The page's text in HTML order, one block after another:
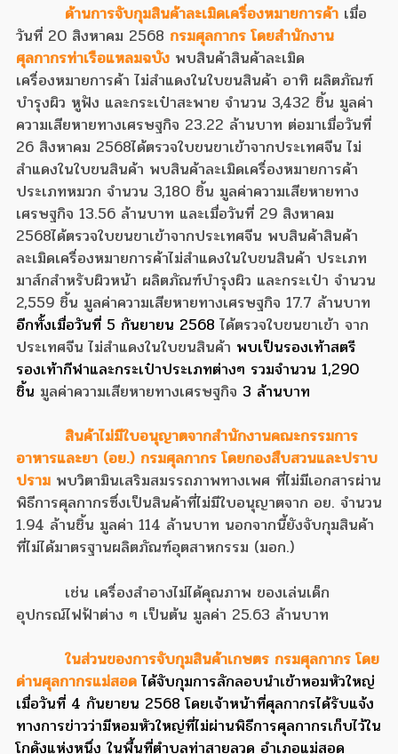
ด้านการจับกุมสินค้าละเมิดเครื่องหมายการค้า เมื่อ
วันที่ 20 สิงหาคม 2568 กรมศุลกากร โดยสำนักงาน
ศุลกากรท่าเรือแหลมฉบัง พบสินค้าสินค้าละเมิด
เครื่องหมายการค้า ไม่สำแดงในใบขนสินค้า อาทิ ผลิตภัณฑ์
บำรุงผิว หูฟัง และกระเป๋าสะพาย จำนวน 3,432 ชิ้น มูลค่า
ความเสียหายทางเศรษฐกิจ 23.22 ล้านบาท ต่อมาเมื่อวันที่
26 สิงหาคม 2568ได้ตรวจใบขนขาเข้าจากประเทศจีน ไม่
สำแดงในใบขนสินค้า พบสินค้าละเมิดเครื่องหมายการค้า
ประเภทหมวก จำนวน 3,180 ชิ้น มูลค่าความเสียหายทาง
เศรษฐกิจ 13.56 ล้านบาท และเมื่อวันที่ 29 สิงหาคม
2568ได้ตรวจใบขนขาเข้าจากประเทศจีน พบสินค้าสินค้า
ละเมิดเครื่องหมายการค้าไม่สำแดงในใบขนสินค้า ประเภท
มาส์กสำหรับผิวหน้า ผลิตภัณฑ์บำรุงผิว และกระเป๋า จำนวน
2,559 ชิ้น มูลค่าความเสียหายทางเศรษฐกิจ 17.7 ล้านบาท
อีกทั้งเมื่อวันที่ 5 กันยายน 2568ได้ตรวจใบขนขาเข้า จาก
ประเทศจีน ไม่สำแดงในใบขนสินค้า พบเป็นรองเท้าสตรี
รองเท้ากีฬาและกระเป๋าประเภทต่างๆ รวมจำนวน 1,290
ชิ้น มูลค่าความเสียหายทางเศรษฐกิจ 3 ล้านบาท
สินค้าไม่มีใบอนุญาตจากสำนักงานคณะกรรมการ
อาหารและยา (อย.) กรมศุลกากร โดยกองสืบสวนและปราบ
ปราม พบวิตามินเสริมสมรรถภาพทางเพศ ที่ไม่มีเอกสารผ่าน
พิธีการศุลกากรซึ่งเป็นสินค้าที่ไม่มีใบอนุญาตจาก อย. จำนวน
1.94 ล้านชิ้น มูลค่า 114 ล้านบาท นอกจากนี้ยังจับกุมสินค้า
ที่ไม่ได้มาตรฐานผลิตภัณฑ์อุตสาหกรรม (มอก.)
เช่น เครื่องสำอางไม่ได้คุณภาพ ของเล่นเด็ก
อุปกรณ์ไฟฟ้าต่าง ๆ เป็นต้น มูลค่า 25.63 ล้านบาท
ในส่วนของการจับกุมสินค้าเกษตร กรมศุลกากร โดย
ด่านศุลกากรแม่สอดได้จับกุมการลักลอบนำเข้าหอมหัวใหญ่
เมื่อวันที่ 4 กันยายน 2568 โดยเจ้าหน้าที่ศุลกากรได้รับแจ้ง
ทางการข่าวว่ามีหอมหัวใหญ่ที่ไม่ผ่านพิธีการศุลกากรเก็บไว้ใน
โกดังแห่งหนึ่ง ในพื้นที่ตำบลท่าสายลวด อำเภอแม่สอด